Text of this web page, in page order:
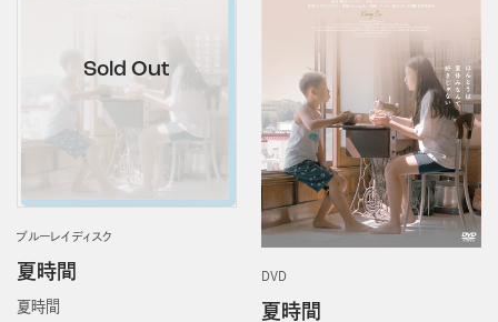
ブルーレイディスク
夏時間
夏時間
DVD
夏時間